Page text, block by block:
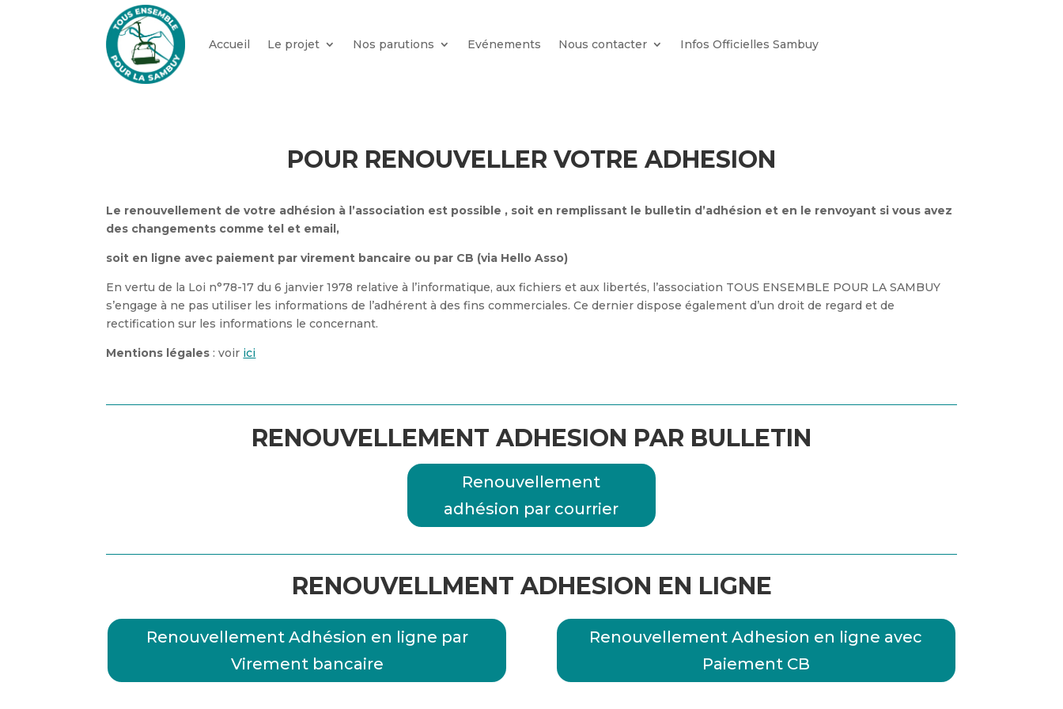
Accueil Le projet Nos parutions Evénements Nous contacter Infos Officielles Sambuy
POUR RENOUVELLER VOTRE ADHESION
Le renouvellement de votre adhésion à l’association est possible , soit en remplissant le bulletin d’adhésion et en le renvoyant si vous avez
des changements comme tel et email,
soit en ligne avec paiement par virement bancaire ou par CB (via Hello Asso)
En vertu de la Loi n°78-17 du 6 janvier 1978 relative à l’informatique, aux fichiers et aux libertés, l’association TOUS ENSEMBLE POUR LA SAMBUY
s’engage à ne pas utiliser les informations de l’adhérent à des fins commerciales. Ce dernier dispose également d’un droit de regard et de
rectification sur les informations le concernant.
Mentions légales : voir ici
RENOUVELLEMENT ADHESION PAR BULLETIN
Renouvellement
adhésion par courrier
RENOUVELLMENT ADHESION EN LIGNE
Renouvellement Adhésion en ligne par
Virement bancaire
Renouvellement Adhesion en ligne avec
Paiement CB